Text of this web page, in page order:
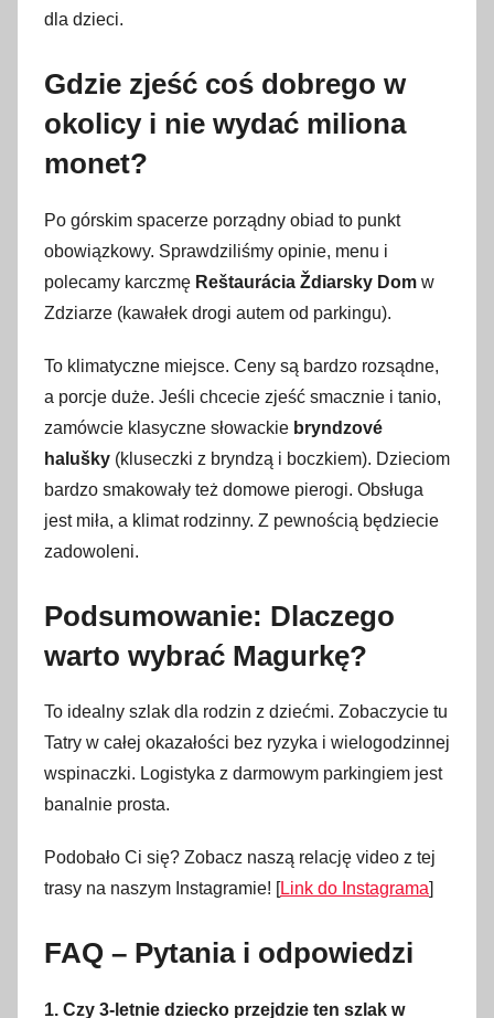
dla dzieci.
Gdzie zjeść coś dobrego w
okolicy i nie wydać miliona
monet?
Po górskim spacerze porządny obiad to punkt
obowiązkowy. Sprawdziliśmy opinie, menu i
polecamy karczmę Reštaurácia Ždiarsky Dom w
Zdziarze (kawałek drogi autem od parkingu).
To klimatyczne miejsce. Ceny są bardzo rozsądne,
a porcje duże. Jeśli chcecie zjeść smacznie i tanio,
zamówcie klasyczne słowackie bryndzové
halušky (kluseczki z bryndzą i boczkiem). Dzieciom
bardzo smakowały też domowe pierogi. Obsługa
jest miła, a klimat rodzinny. Z pewnością będziecie
zadowoleni.
Podsumowanie: Dlaczego
warto wybrać Magurkę?
To idealny szlak dla rodzin z dziećmi. Zobaczycie tu
Tatry w całej okazałości bez ryzyka i wielogodzinnej
wspinaczki. Logistyka z darmowym parkingiem jest
banalnie prosta.
Podobało Ci się? Zobacz naszą relację video z tej
trasy na naszym Instagramie! [Link do Instagrama]
FAQ – Pytania i odpowiedzi
1. Czy 3-letnie dziecko przejdzie ten szlak w